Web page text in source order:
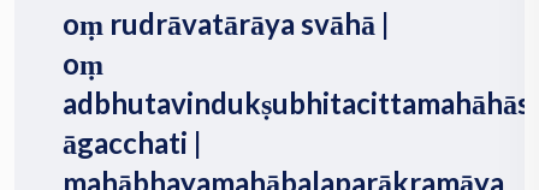
oṃ rudrāvatārāya svāhā |
oṃ
āgacchati |
mahābhayamahābalaparākramāya